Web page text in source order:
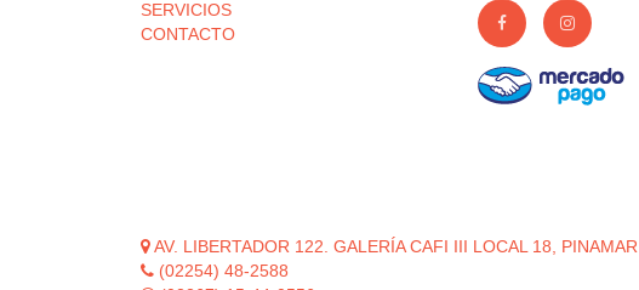
SERVICIOS
CONTACTO
AV. LIBERTADOR 122. GALERÍA CAFI III LOCAL 18, PINAMAR
(02254) 48-2588